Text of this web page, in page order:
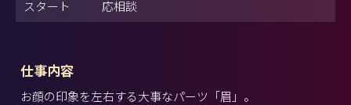
スタート 応相談
仕事内容
お顔の印象を左右する大事なパーツ「眉」。